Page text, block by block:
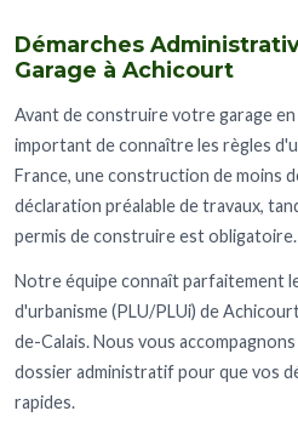
Démarches
Garage à Achicourt
Avant de construire votre garage
important de connaître les règles
France, une construction de moins
déclaration préalable de travaux,
permis de construire est obligatoire.
Notre équipe connaît parfaitement
d'urbanisme (PLU/PLUi) de
de-Calais. Nous vous
dossier administratif pour que vos
rapides.